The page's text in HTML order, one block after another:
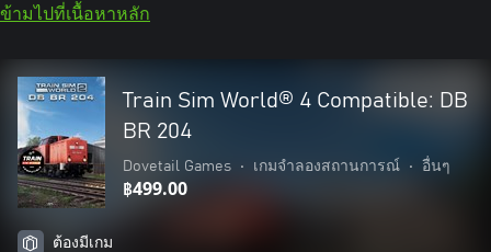
ข้ามไปที่เนื้อหาหลัก
Train Sim World® 4 Compatible: DB
BR 204
Dovetail Games • เกมจำลองสถานการณ์ • อื่นๆ
฿499.00
ต้องมีเกม